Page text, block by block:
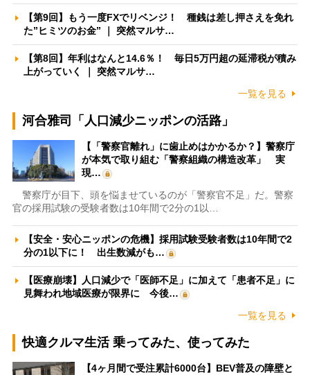
【第9回】もう一度FXでリベンジ！ 種銭は差し押さえを免れ
た”ヒミツのお金” ｜ 突然マルサ…
【第8回】年利はなんと14.6％！ 毎日5万円超の延滞税が積み
上がっていく ｜ 突然マルサ…
一覧を見る
河合雅司「人口減少ニッポンの活路」
【「警察官離れ」に歯止めはかかるか？】警察庁
が本気で取り組む「警察組織の構造改革」 実
現…
警察庁が目下、頭を悩ませているのが「警察官不足」だ。警察
官の採用試験の受験者数は10年間で2分の1以…
【安全・安心ニッポンの危機】採用試験受験者数は10年間で2
分の1以下に！ 出生数減がも…
【医療崩壊】人口減少で「医師不足」に加えて「患者不足」に
見舞われ地域医療が限界に 今後…
一覧を見る
快適クルマ生活 乗ってみた、使ってみた
【4ヶ月間で受注累計6000台】BEV普及の障壁と